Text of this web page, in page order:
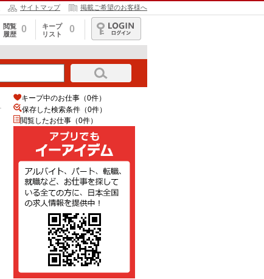
サイトマップ 掲載ご希望のお客様へ
閲覧
履歴
0
キープ
リスト
0
ログイン
キープ中のお仕事（0件）
保存した検索条件（0件）
閲覧したお仕事（0件）